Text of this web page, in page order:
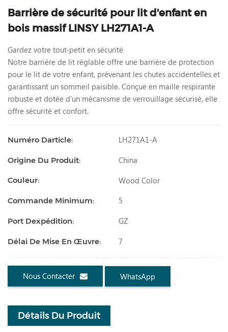
Barrière de sécurité pour lit d'enfant en
bois massif LINSY LH271A1-A
Gardez votre tout-petit en sécurité
Notre barrière de lit réglable offre une barrière de protection
pour le lit de votre enfant, prévenant les chutes accidentelles et
garantissant un sommeil paisible. Conçue en maille respirante
robuste et dotée d'un mécanisme de verrouillage sécurisé, elle
offre sécurité et confort.
Numéro Darticle: LH271A1-A
Origine Du Produit: China
Couleur: Wood Color
Commande Minimum: 5
Port Dexpédition: GZ
Délai De Mise En Œuvre: 7
Nous Contacter WhatsApp
Détails Du Produit